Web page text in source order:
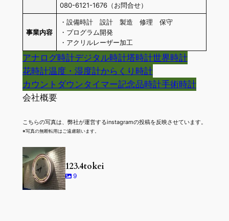
080-6121-1676（お問合せ）
事業内容
・設備時計 設計 製造 修理 保守
・プログラム開発
・アクリルレーザー加工
アナログ時計デジタル時計塔時計世界時計
花時計温度・湿度計からくり時計
カウントダウンタイマー記念品時計手術時計
会社概要
こちらの写真は、弊社が運営するinstagramの投稿を反映させています。
※写真の無断転用はご遠慮願います。
123.4tokei
9